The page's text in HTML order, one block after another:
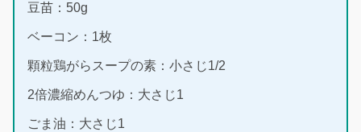
豆苗：50g
ベーコン：1枚
顆粒鶏がらスープの素：小さじ1/2
2倍濃縮めんつゆ：大さじ1
ごま油：大さじ1